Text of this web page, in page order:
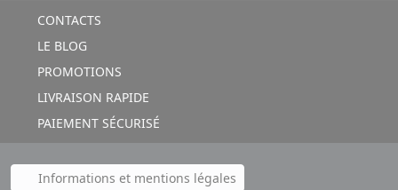
CONTACTS
LE BLOG
PROMOTIONS
LIVRAISON RAPIDE
PAIEMENT SÉCURISÉ
Informations et mentions légales